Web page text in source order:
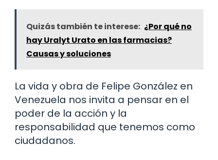
Quizás también te interese: ¿Por qué no
hay Uralyt Urato en las farmacias?
Causas y soluciones
La vida y obra de Felipe González en
Venezuela nos invita a pensar en el
poder de la acción y la
responsabilidad que tenemos como
ciudadanos.